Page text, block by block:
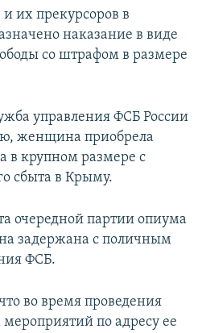
их прекурсоров в
наказание в виде
со штрафом в размере
управления ФСБ России
женщина приобрела
в крупном размере с
сбыта в Крыму.
очередной партии опиума
задержана с поличным
ФСБ.
во время проведения
по адресу ее